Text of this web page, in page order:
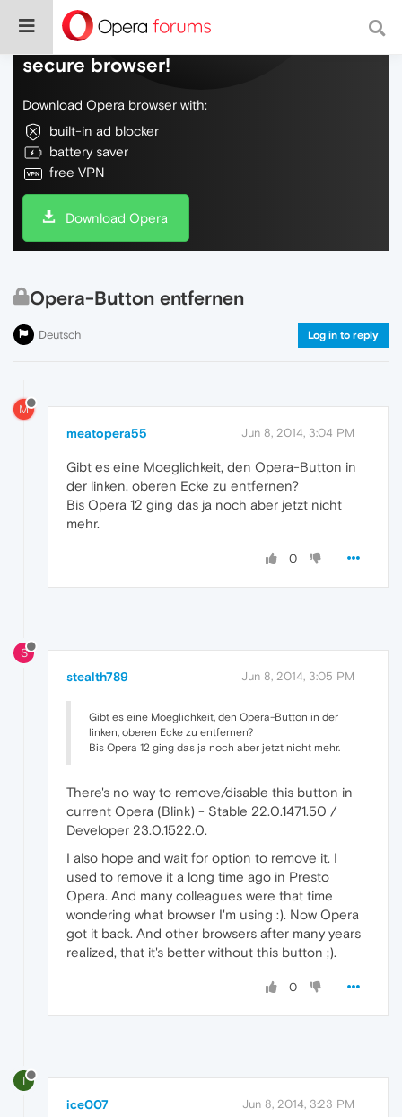
Do more on the web, with a fast and
secure browser!
Download Opera browser with:
built-in ad blocker
battery saver
free VPN
Download Opera
Opera-Button entfernen
Deutsch Log in to reply
M
meatopera55 Jun 8, 2014, 3:04 PM
Gibt es eine Moeglichkeit, den Opera-Button in
der linken, oberen Ecke zu entfernen?
Bis Opera 12 ging das ja noch aber jetzt nicht
mehr.
0
S
stealth789 Jun 8, 2014, 3:05 PM
Gibt es eine Moeglichkeit, den Opera-Button in der
linken, oberen Ecke zu entfernen?
Bis Opera 12 ging das ja noch aber jetzt nicht mehr.
There's no way to remove/disable this button in
current Opera (Blink) - Stable 22.0.1471.50 /
Developer 23.0.1522.0.
I also hope and wait for option to remove it. I
used to remove it a long time ago in Presto
Opera. And many colleagues were that time
wondering what browser I'm using :). Now Opera
got it back. And other browsers after many years
realized, that it's better without this button ;).
0
I
ice007 Jun 8, 2014, 3:23 PM